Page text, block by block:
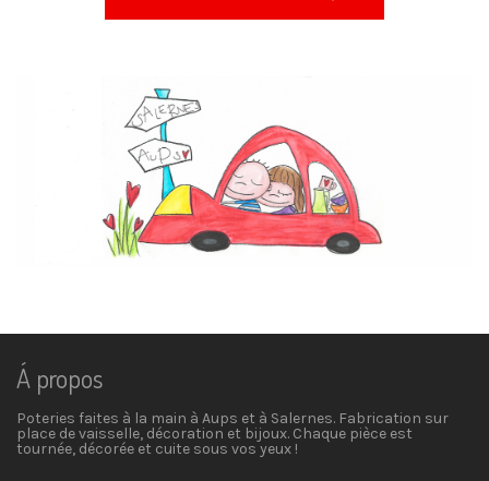
Á propos
Poteries faites à la main à Aups et à Salernes. Fabrication sur
place de vaisselle, décoration et bijoux. Chaque pièce est
tournée, décorée et cuite sous vos yeux !